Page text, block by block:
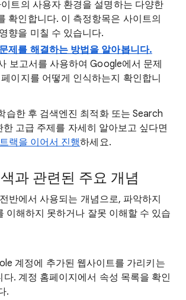
트의 사용자 환경을 설명하는 다양한
확인합니다. 이 측정항목은 사이트의
향을 미칠 수 있습니다.
제를 해결하는 방법을 알아봅니다.
보고서를 사용하여 Google에서 문제
이지를 어떻게 인식하는지 확인합니
습한 후 검색엔진 최적화 또는 Search
고급 주제를 자세히 알아보고 싶다면
랙을 이어서 진행하세요.
과 관련된 주요 개념
반에서 사용되는 개념으로, 파악하지
이해하지 못하거나 잘못 이해할 수 있습
계정에 추가된 웹사이트를 가리키는
다. 계정 홈페이지에서 속성 목록을 확인
.